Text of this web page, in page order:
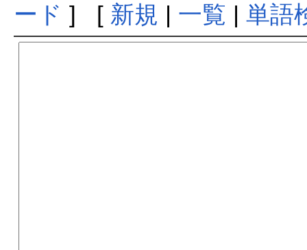
ード ] [ 新規 | 一覧 | 単語